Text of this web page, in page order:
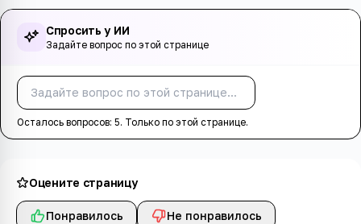
Спросить у ИИ
Задайте вопрос по этой странице
Осталось вопросов: 5. Только по этой странице.
Оцените страницу
Понравилось Не понравилось